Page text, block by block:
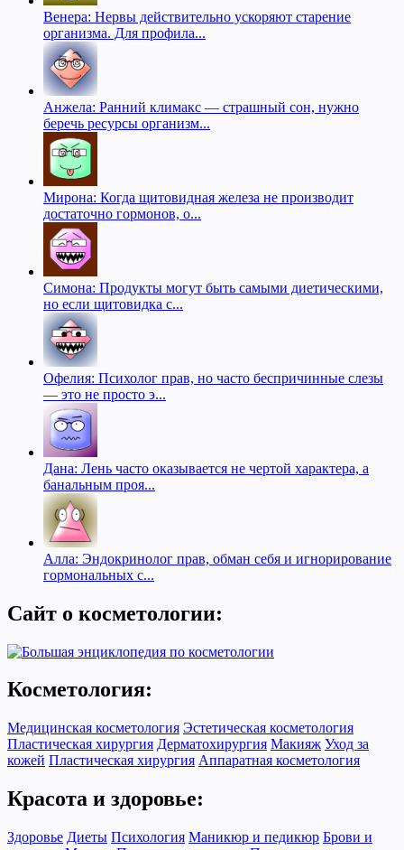
Венера: Нервы действительно ускоряют старение
организма. Для профила...
Анжела: Ранний климакс — страшный сон, нужно
беречь ресурсы организм...
Мирона: Когда щитовидная железа не производит
достаточно гормонов, о...
Симона: Продукты могут быть самыми диетическими,
но если щитовидка с...
Офелия: Психолог прав, но часто беспричинные слезы
— это не просто э...
Дана: Лень часто оказывается не чертой характера, а
банальным проя...
Алла: Эндокринолог прав, обман себя и игнорирование
гормональных с...
Сайт о косметологии:
Косметология:
Медицинская косметология Эстетическая косметология
Пластическая хирургия Дерматохирургия Макияж Уход за
кожей Пластическая хирургия Аппаратная косметология
Красота и здоровье:
Здоровье Диеты Психология Маникюр и педикюр Брови и